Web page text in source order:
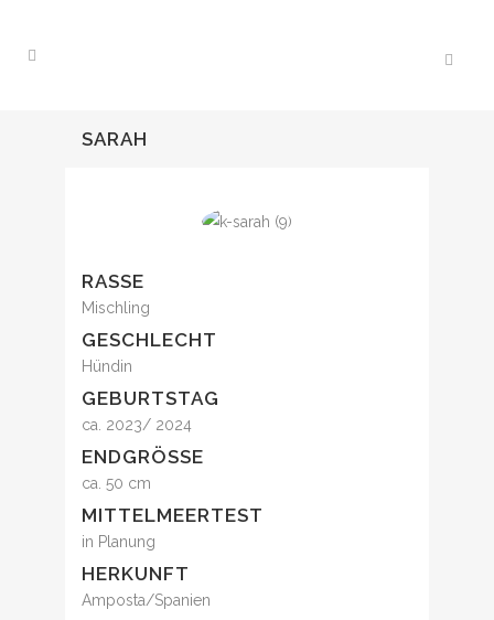
SARAH
RASSE
Mischling
GESCHLECHT
Hündin
GEBURTSTAG
ca. 2023/ 2024
ENDGRÖSSE
ca. 50 cm
MITTELMEERTEST
in Planung
HERKUNFT
Amposta/Spanien